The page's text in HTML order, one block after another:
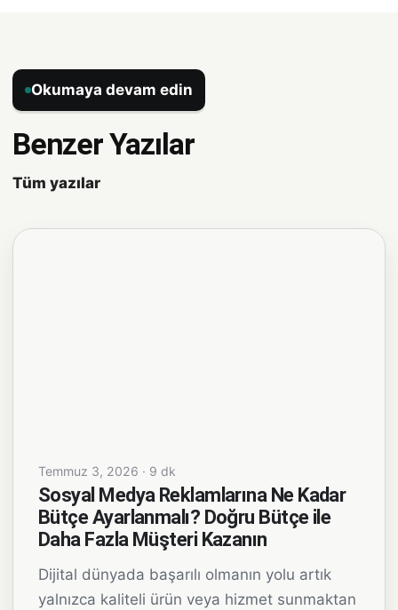
Okumaya devam edin
Benzer Yazılar
Tüm yazılar
Temmuz 3, 2026 · 9 dk
Sosyal Medya Reklamlarına Ne Kadar
Bütçe Ayarlanmalı? Doğru Bütçe ile
Daha Fazla Müşteri Kazanın
Dijital dünyada başarılı olmanın yolu artık
yalnızca kaliteli ürün veya hizmet sunmaktan